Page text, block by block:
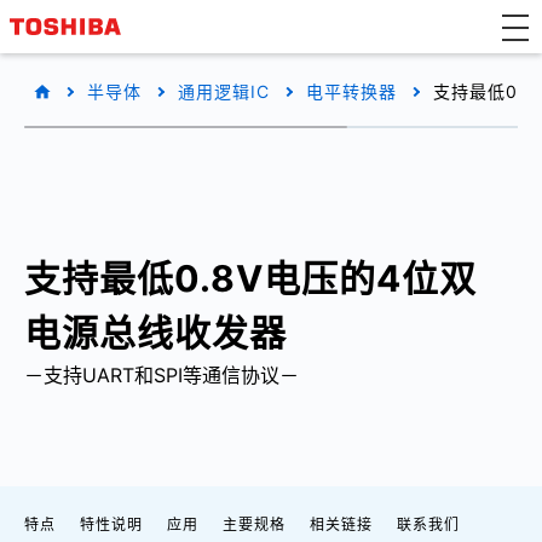
半导体 通用逻辑IC 电平转换器 支持最低
支持最低0.8V电压的4位双
电源总线收发器
－支持UART和SPI等通信协议－
特点 特性说明 应用 主要规格 相关链接 联系我们